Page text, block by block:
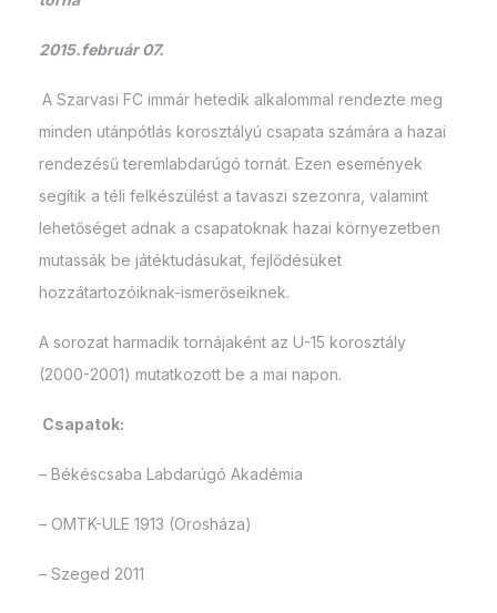
2015.február 07.
A Szarvasi FC immár hetedik alkalommal rendezte meg
minden utánpótlás korosztályú csapata számára a hazai
rendezésű teremlabdarúgó tornát. Ezen események
segítik a téli felkészülést a tavaszi szezonra, valamint
lehetőséget adnak a csapatoknak hazai környezetben
mutassák be játéktudásukat, fejlődésüket
hozzátartozóiknak-ismerőseiknek.
A sorozat harmadik tornájaként az U-15 korosztály
(2000-2001) mutatkozott be a mai napon.
Csapatok:
– Békéscsaba Labdarúgó Akadémia
– OMTK-ULE 1913 (Orosháza)
– Szeged 2011